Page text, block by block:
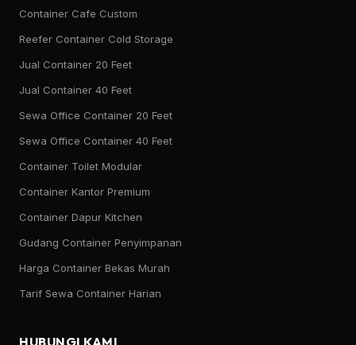
Container Cafe Custom
Reefer Container Cold Storage
Jual Container 20 Feet
Jual Container 40 Feet
Sewa Office Container 20 Feet
Sewa Office Container 40 Feet
Container Toilet Modular
Container Kantor Premium
Container Dapur Kitchen
Gudang Container Penyimpanan
Harga Container Bekas Murah
Tarif Sewa Container Harian
HUBUNGI KAMI